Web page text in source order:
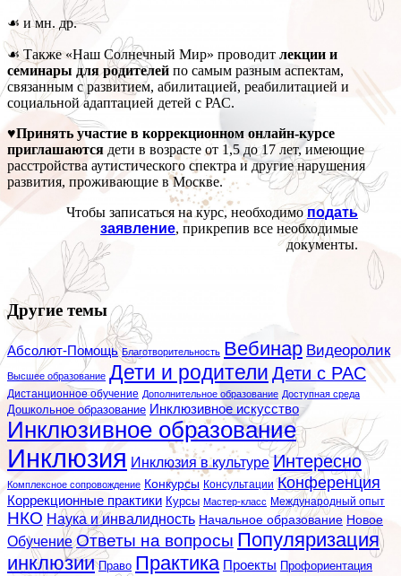
☙ и мн. др.
☙ Также «Наш Солнечный Мир» проводит лекции и
семинары для родителей по самым разным аспектам,
связанным с развитием, абилитацией, реабилитацией и
социальной адаптацией детей с РАС.
♥Принять участие в коррекционном онлайн-курсе
приглашаются дети в возрасте от 1,5 до 17 лет, имеющие
расстройства аутистического спектра и другие нарушения
развития, проживающие в Москве.
Чтобы записаться на курс, необходимоподать
заявление, прикрепив все необходимые
документы.
Другие темы
Абсолют-Помощь Благотворительность Вебинар Видеоролик
Высшее образование Дети и родители Дети с РАС
Дистанционное обучение Дополнительное образование Доступная среда
Дошкольное образование Инклюзивное искусство
Инклюзивное образование
Инклюзия Инклюзия в культуре Интересно
Комплексное сопровождение Конкурсы Консультации Конференция
Коррекционные практики Курсы Мастер-класс Международный опыт
НКО Наука и инвалидность Начальное образование Новое
Обучение Ответы на вопросы Популяризация
инклюзии Право Практика Проекты Профориентация